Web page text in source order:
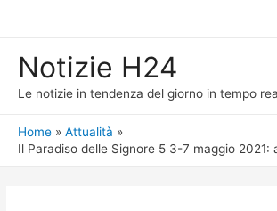
Notizie H24
Le notizie in tendenza del giorno in tempo
Home
Attualità
Il Paradiso delle Signore 5 3-7 maggio 2021: